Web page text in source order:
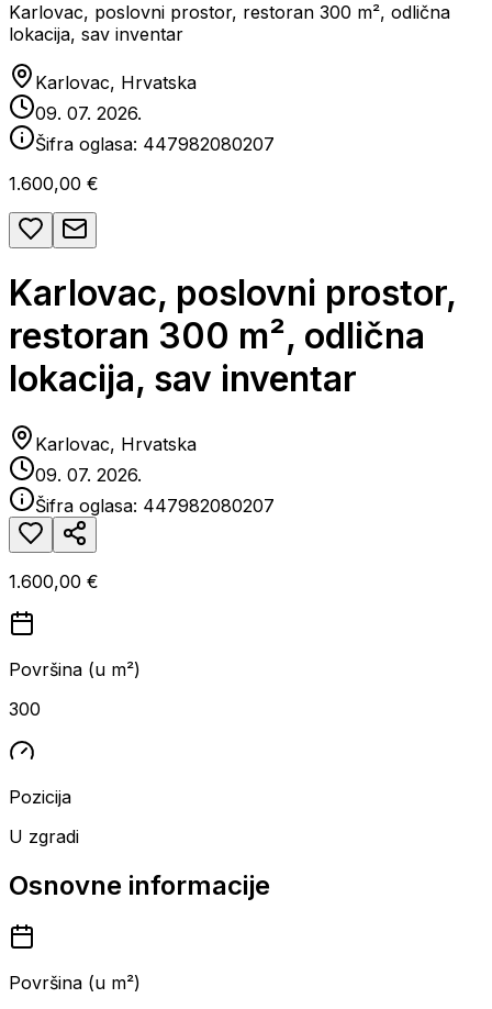
Karlovac, poslovni prostor, restoran 300 m², odlična
lokacija, sav inventar
Karlovac, Hrvatska
09. 07. 2026.
Šifra oglasa: 447982080207
1.600,00 €
Karlovac, poslovni prostor,
restoran 300 m², odlična
lokacija, sav inventar
Karlovac, Hrvatska
09. 07. 2026.
Šifra oglasa: 447982080207
1.600,00 €
Površina (u m²)
300
Pozicija
U zgradi
Osnovne informacije
Površina (u m²)